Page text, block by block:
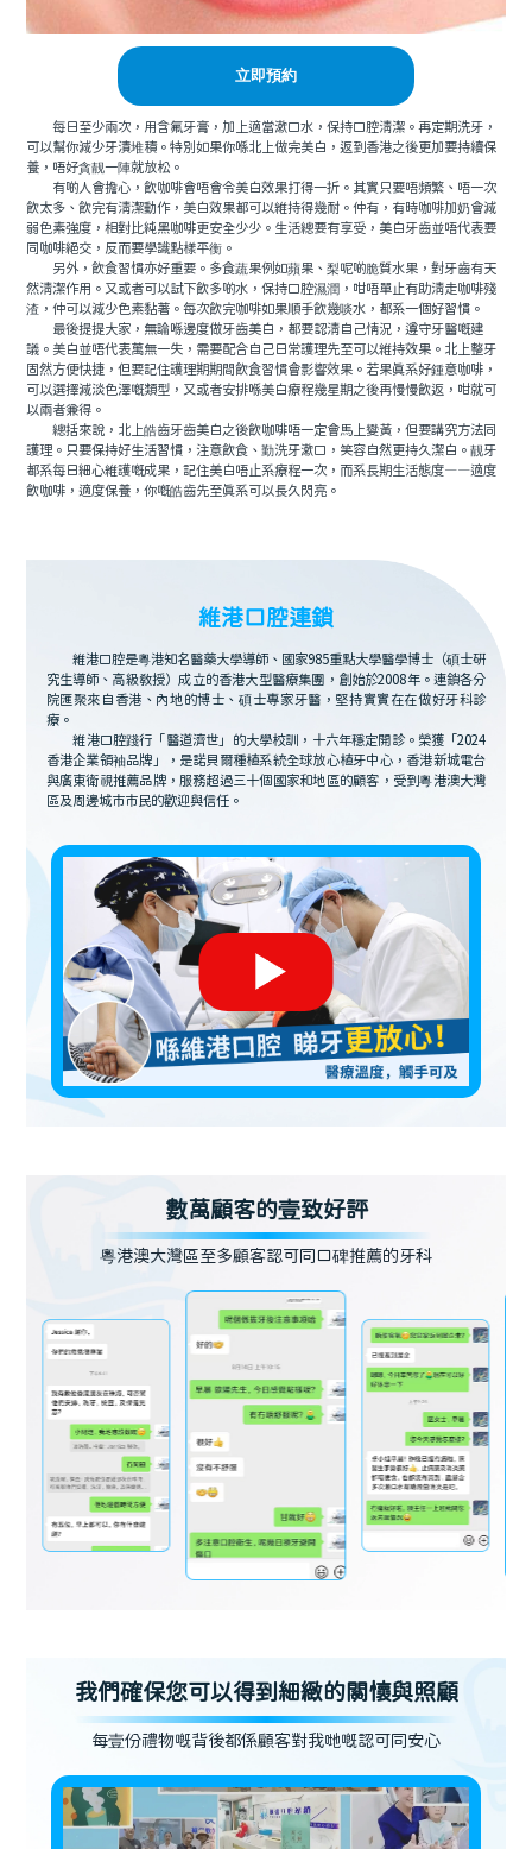
立即預約
每日至少兩次，用含氟牙膏，加上適當漱口水，保持口腔清潔。再定期洗牙，
可以幫你減少牙漬堆積。特別如果你喺北上做完美白，返到香港之後更加要持續保
養，唔好貪靓一陣就放松。
有啲人會擔心，飲咖啡會唔會令美白效果打得一折。其實只要唔頻繁、唔一次
飲太多、飲完有清潔動作，美白效果都可以維持得幾耐。仲有，有時咖啡加奶會減
弱色素強度，相對比純黑咖啡更安全少少。生活總要有享受，美白牙齒並唔代表要
同咖啡絕交，反而要學識點樣平衡。
另外，飲食習慣亦好重要。多食蔬果例如蘋果、梨呢啲脆質水果，對牙齒有天
然清潔作用。又或者可以試下飲多啲水，保持口腔濕潤，咁唔單止有助清走咖啡殘
渣，仲可以減少色素黏著。每次飲完咖啡如果順手飲幾啖水，都系一個好習慣。
最後提提大家，無論喺邊度做牙齒美白，都要認清自己情況，遵守牙醫嘅建
議。美白並唔代表萬無一失，需要配合自己日常護理先至可以維持效果。北上整牙
固然方便快捷，但要記住護理期期間飲食習慣會影響效果。若果真系好鍾意咖啡，
可以選擇減淡色澤嘅類型，又或者安排喺美白療程幾星期之後再慢慢飲返，咁就可
以兩者兼得。
總括來說，北上皓齒牙齒美白之後飲咖啡唔一定會馬上變黃，但要講究方法同
護理。只要保持好生活習慣，注意飲食、勤洗牙漱口，笑容自然更持久潔白。靓牙
都系每日細心維護嘅成果，記住美白唔止系療程一次，而系長期生活態度——適度
飲咖啡，適度保養，你嘅皓齒先至真系可以長久閃亮。
維港口腔連鎖
維港口腔是粵港知名醫藥大學導師、國家985重點大學醫學博士（碩士研
究生導師、高級教授）成立的香港大型醫療集團，創始於2008年。連鎖各分
院匯聚來自香港、內地的博士、碩士專家牙醫，堅持實實在在做好牙科診
療。
維港口腔踐行「醫道濟世」的大學校訓，十六年穩定開診。榮獲「2024
香港企業領袖品牌」，是諾貝爾種植系統全球放心植牙中心，香港新城電台
與廣東衛視推薦品牌，服務超過三十個國家和地區的顧客，受到粵港澳大灣
區及周邊城市市民的歡迎與信任。
數萬顧客的壹致好評
粵港澳大灣區至多顧客認可同口碑推薦的牙科
我們確保您可以得到細緻的關懷與照顧
每壹份禮物嘅背後都係顧客對我哋嘅認可同安心